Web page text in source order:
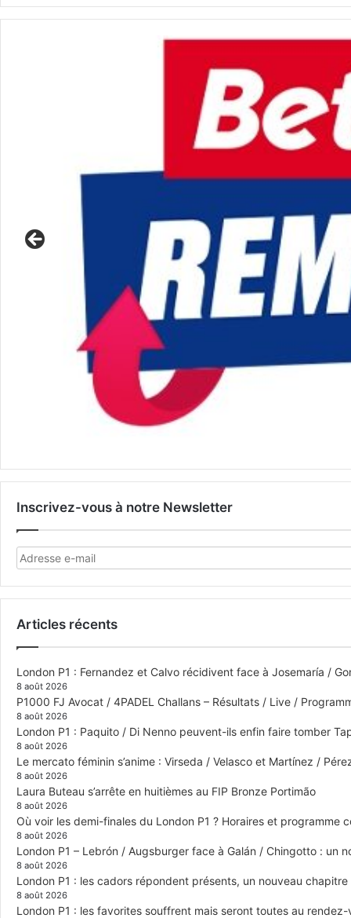
Inscrivez-vous à notre Newsletter
Articles récents
London P1 : Fernandez et Calvo récidivent face à Josemaría /
8 août 2026
P1000 FJ Avocat / 4PADEL Challans – Résultats / Live /
8 août 2026
London P1 : Paquito / Di Nenno peuvent-ils enfin faire tomber
8 août 2026
Le mercato féminin s’anime : Virseda / Velasco et Martínez /
8 août 2026
Laura Buteau s’arrête en huitièmes au FIP Bronze Portimão
8 août 2026
Où voir les demi-finales du London P1 ? Horaires et programme
8 août 2026
London P1 – Lebrón / Augsburger face à Galán / Chingotto : un
8 août 2026
London P1 : les cadors répondent présents, un nouveau
8 août 2026
London P1 : les favorites souffrent mais seront toutes au